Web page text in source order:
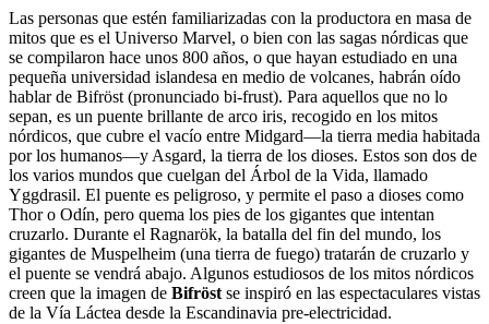
Las personas que estén familiarizadas con la productora en masa de
mitos que es el Universo Marvel, o bien con las sagas nórdicas que
se compilaron hace unos 800 años, o que hayan estudiado en una
pequeña universidad islandesa en medio de volcanes, habrán oído
hablar de Bifröst (pronunciado bi-frust). Para aquellos que no lo
sepan, es un puente brillante de arco iris, recogido en los mitos
nórdicos, que cubre el vacío entre Midgard—la tierra media habitada
por los humanos—y Asgard, la tierra de los dioses. Estos son dos de
los varios mundos que cuelgan del Árbol de la Vida, llamado
Yggdrasil. El puente es peligroso, y permite el paso a dioses como
Thor o Odín, pero quema los pies de los gigantes que intentan
cruzarlo. Durante el Ragnarök, la batalla del fin del mundo, los
gigantes de Muspelheim (una tierra de fuego) tratarán de cruzarlo y
el puente se vendrá abajo. Algunos estudiosos de los mitos nórdicos
creen que la imagen de Bifröst se inspiró en las espectaculares vistas
de la Vía Láctea desde la Escandinavia pre-electricidad.